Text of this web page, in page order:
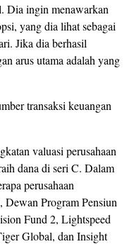
Dia ingin menawarkan
yang dia lihat sebagai
Jika dia berhasil
arus utama adalah yang
transaksi keuangan
valuasi perusahaan
dana di seri C. Dalam
perusahaan
Dewan Program Pensiun
Fund 2, Lightspeed
Global, dan Insight